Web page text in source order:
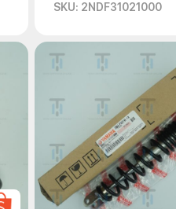
SKU: 2NDF31021000